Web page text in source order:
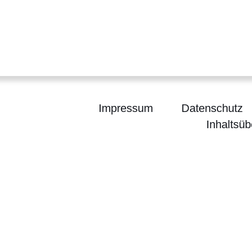
Impressum Datenschutz